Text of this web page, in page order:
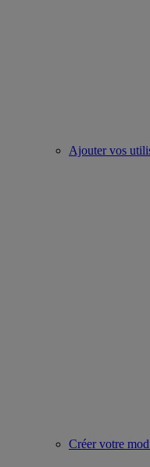
Ajouter vos
Créer votre